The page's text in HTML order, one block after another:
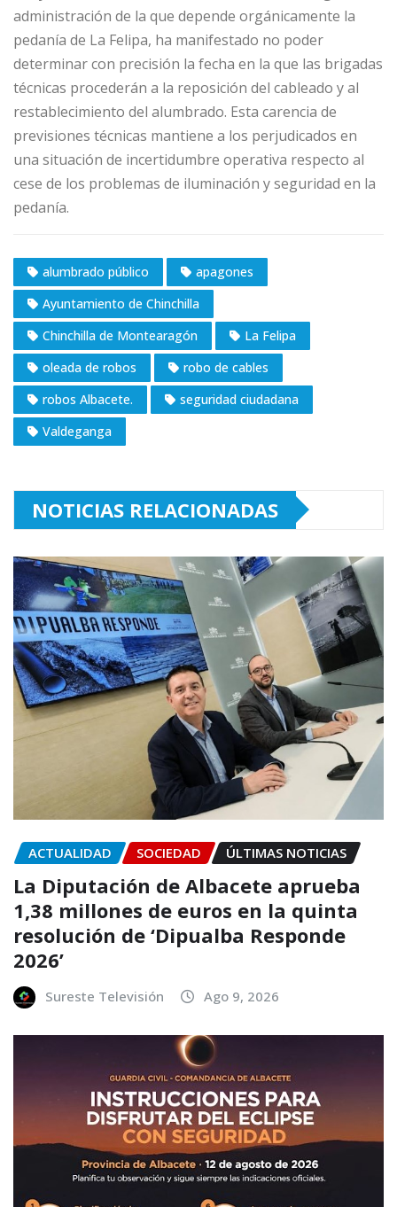
administración de la que depende orgánicamente la
pedanía de La Felipa, ha manifestado no poder
determinar con precisión la fecha en la que las brigadas
técnicas procederán a la reposición del cableado y al
restablecimiento del alumbrado. Esta carencia de
previsiones técnicas mantiene a los perjudicados en
una situación de incertidumbre operativa respecto al
cese de los problemas de iluminación y seguridad en la
pedanía.
alumbrado público
apagones
Ayuntamiento de Chinchilla
Chinchilla de Montearagón
La Felipa
oleada de robos
robo de cables
robos Albacete.
seguridad ciudadana
Valdeganga
NOTICIAS RELACIONADAS
ACTUALIDAD SOCIEDAD ÚLTIMAS NOTICIAS
La Diputación de Albacete aprueba
1,38 millones de euros en la quinta
resolución de ‘Dipualba Responde
2026’
Sureste Televisión Ago 9, 2026